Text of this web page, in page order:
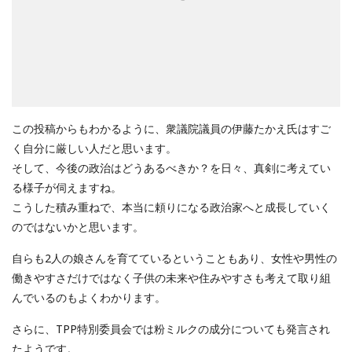
この投稿からもわかるように、衆議院議員の伊藤たかえ氏はすご
く自分に厳しい人だと思います。
そして、今後の政治はどうあるべきか？を日々、真剣に考えてい
る様子が伺えますね。
こうした積み重ねで、本当に頼りになる政治家へと成長していく
のではないかと思います。
自らも2人の娘さんを育てているということもあり、女性や男性の
働きやすさだけではなく子供の未来や住みやすさも考えて取り組
んでいるのもよくわかります。
さらに、TPP特別委員会では粉ミルクの成分についても発言され
たようです。